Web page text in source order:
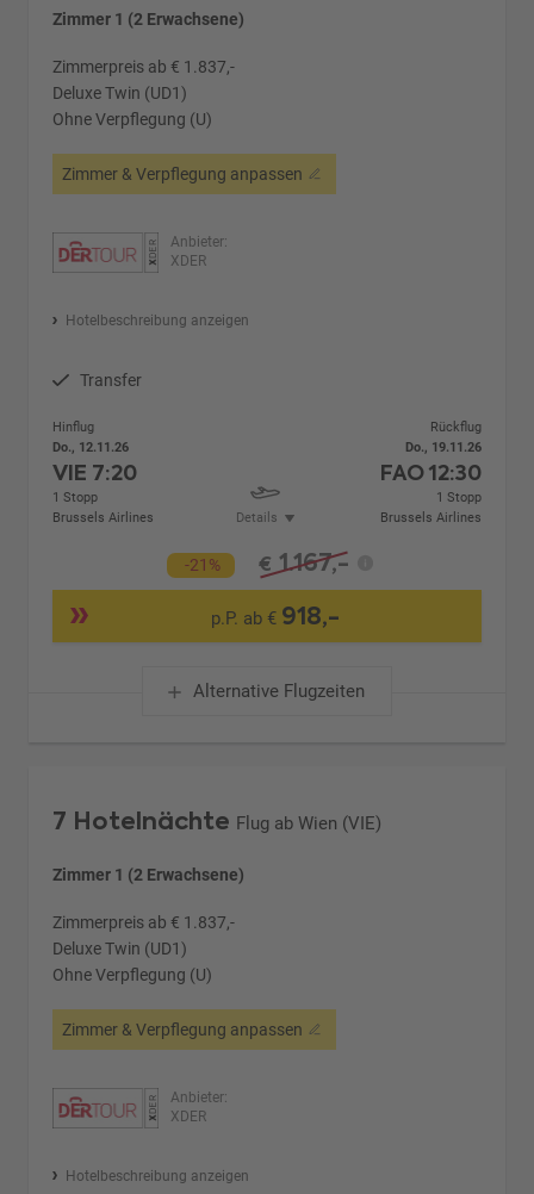
Zimmer 1 (2 Erwachsene)
Zimmerpreis ab € 1.837,-
Deluxe Twin (UD1)
Ohne Verpflegung (U)
Zimmer & Verpflegung anpassen
Anbieter:
XDER
Hotelbeschreibung anzeigen
Transfer
Hinflug
Do., 12.11.26
VIE 7:20
1 Stopp
Brussels Airlines
Details
Rückflug
Do., 19.11.26
FAO12:30
1 Stopp
Brussels Airlines
-21% € 1.167,-
p.P. ab € 918,-
Alternative Flugzeiten
7 Hotelnächte Flug ab Wien (VIE)
Zimmer 1 (2 Erwachsene)
Zimmerpreis ab € 1.837,-
Deluxe Twin (UD1)
Ohne Verpflegung (U)
Zimmer & Verpflegung anpassen
Anbieter:
XDER
Hotelbeschreibung anzeigen